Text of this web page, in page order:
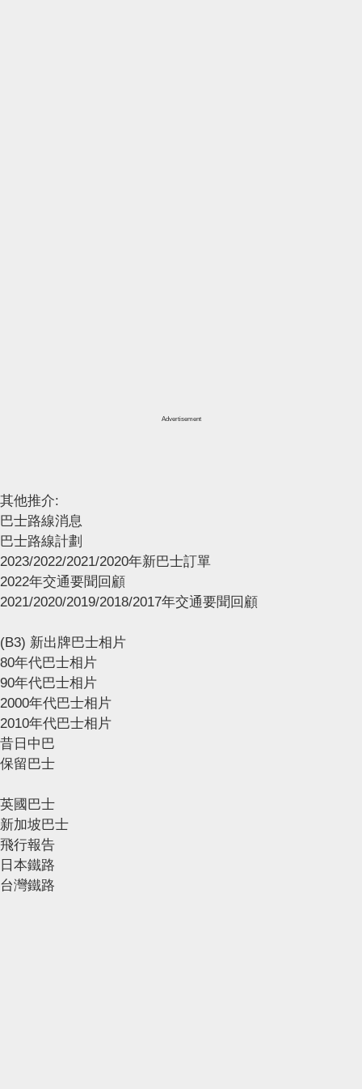
Advertisement
其他推介:
巴士路線消息
巴士路線計劃
2023/2022/2021/2020年新巴士訂單
2022年交通要聞回顧
2021/2020/2019/2018/2017年交通要聞回顧
(B3) 新出牌巴士相片
80年代巴士相片
90年代巴士相片
2000年代巴士相片
2010年代巴士相片
昔日中巴
保留巴士
英國巴士
新加坡巴士
飛行報告
日本鐵路
台灣鐵路